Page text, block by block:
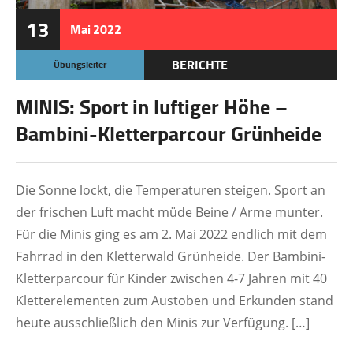
13 Mai2022
Übungsleiter BERICHTE
MINIS: Sport in luftiger Höhe –
Bambini-Kletterparcour Grünheide
Die Sonne lockt, die Temperaturen steigen. Sport an
der frischen Luft macht müde Beine / Arme munter.
Für die Minis ging es am 2. Mai 2022 endlich mit dem
Fahrrad in den Kletterwald Grünheide. Der Bambini-
Kletterparcour für Kinder zwischen 4-7 Jahren mit 40
Kletterelementen zum Austoben und Erkunden stand
heute ausschließlich den Minis zur Verfügung. […]